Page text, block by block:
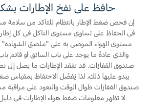
عمان
قطر
‫المملكة
العربية
السعودية‬
تغيير زيت
تغيير الفلاتر
الضمان والتأمين
Ford Protect لمحة عامة عن
باقة الصيانة الفائقة
حافظ على نفخ الإطارات
إن فحص ضغط الإطار بانتظام للتأكد من سلامة
في الحفاظ على تساوي مستوى التآكل في كل
مستوى الهواء الموصى به على "ملصق الشهادة"
والذي عادةً ما يوجد على باب السائق أو قائم
صندوق القفازات. قد تفقد الإطارات ما يصل
يبدو عليها ذلك، لذا يُفضّل الاحتفاظ بمقياس
صندوق القفازات طوال الوقت والتعود على مراقبة
لا تظهر معلومات ضغط هواء الإطارات في